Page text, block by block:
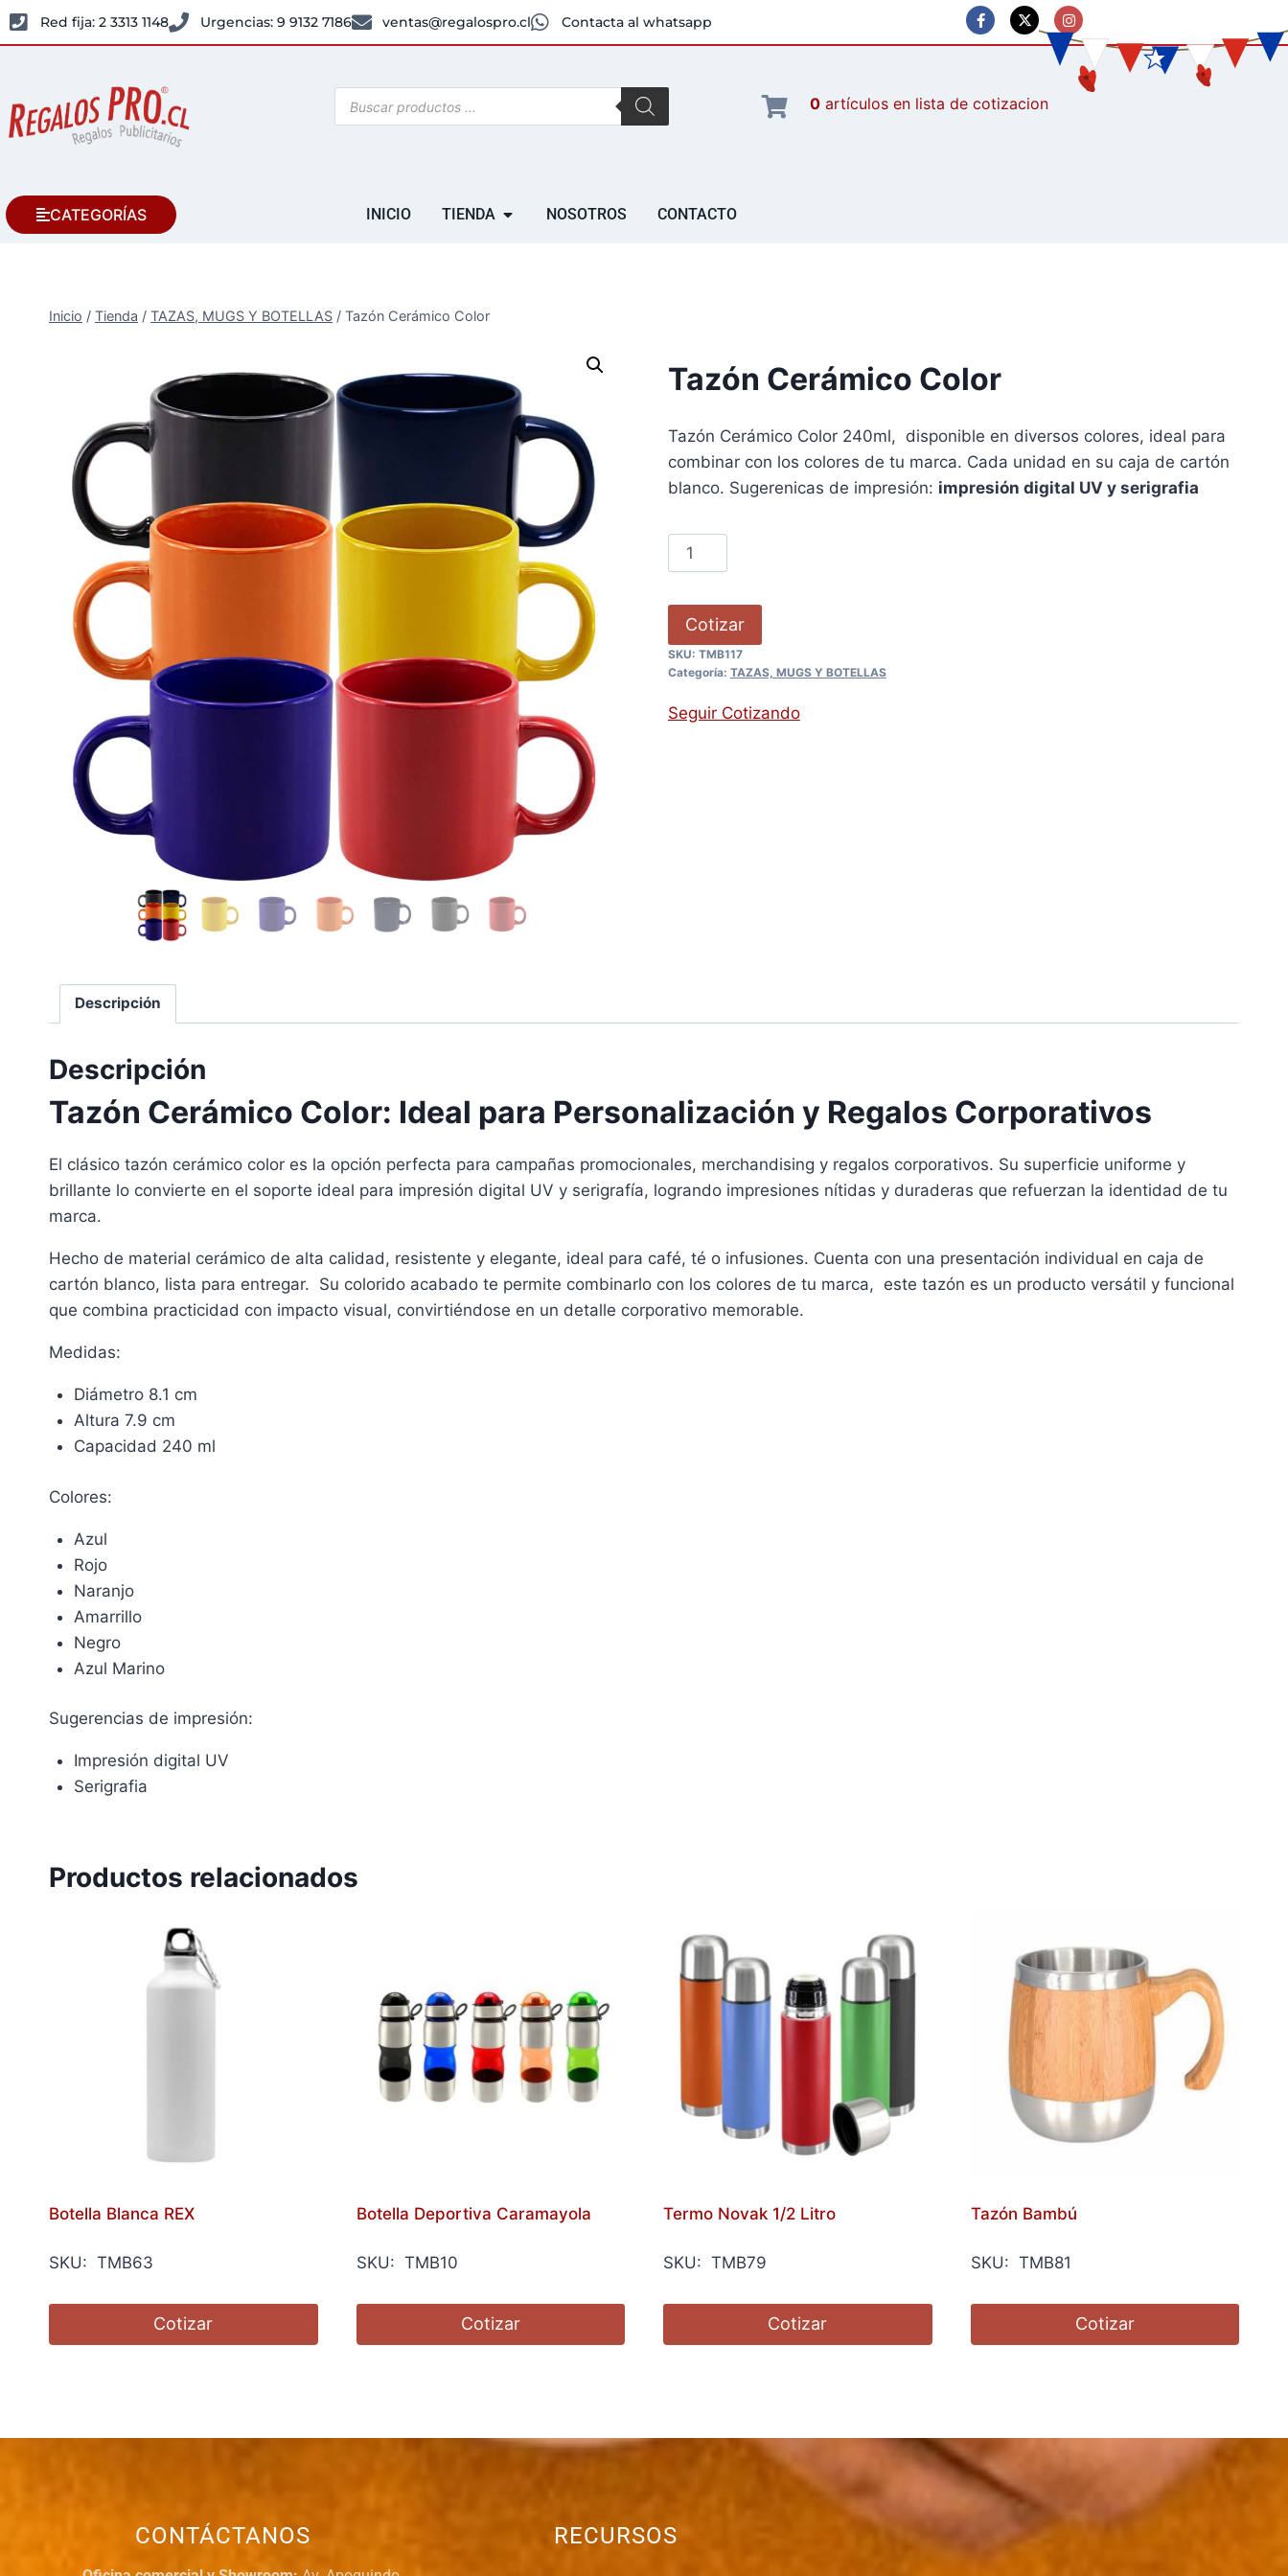
Red fija: 2 3313 1148 Urgencias: 9 9132 7186 ventas@regalospro.cl Contacta al whatsapp
0 artículos
CATEGORÍAS INICIO TIENDA NOSOTROS CONTACTO
Inicio / Tienda / TAZAS, MUGS Y BOTELLAS / Tazón Cerámico Color
Tazón Cerámico Color
Tazón Cerámico Color 240ml, disponible en diversos colores, ideal para
combinar con los colores de tu marca. Cada unidad en su caja de cartón
blanco. Sugerenicas de impresión: impresión digital UV y serigrafia
Cotizar
SKU: TMB117
Categoría: TAZAS, MUGS Y BOTELLAS
Seguir Cotizando
Descripción
Descripción
Tazón Cerámico Color: Ideal para Personalización y Regalos Corporativos
El clásico tazón cerámico color es la opción perfecta para campañas promocionales, merchandising y regalos corporativos. Su superficie uniforme y
brillante lo convierte en el soporte ideal para impresión digital UV y serigrafía, logrando impresiones nítidas y duraderas que refuerzan la identidad de tu
marca.
Hecho de material cerámico de alta calidad, resistente y elegante, ideal para café, té o infusiones. Cuenta con una presentación individual en caja de
cartón blanco, lista para entregar. Su colorido acabado te permite combinarlo con los colores de tu marca, este tazón es un producto versátil y funcional
que combina practicidad con impacto visual, convirtiéndose en un detalle corporativo memorable.
Medidas:
Diámetro 8.1 cm
Altura 7.9 cm
Capacidad 240 ml
Colores:
Azul
Rojo
Naranjo
Amarrillo
Negro
Azul Marino
Sugerencias de impresión:
Impresión digital UV
Serigrafia
Productos relacionados
Botella Blanca REX
SKU: TMB63
Cotizar
Botella Deportiva Caramayola
SKU: TMB10
Cotizar
Termo Novak 1/2 Litro
SKU: TMB79
Cotizar
Tazón Bambú
SKU: TMB81
Cotizar
CONTÁCTANOS RECURSOS